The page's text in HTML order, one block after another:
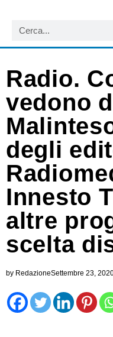
Radio.
vedono
degli
Innesto
altre
scelta
by RedazioneSettembre 23,